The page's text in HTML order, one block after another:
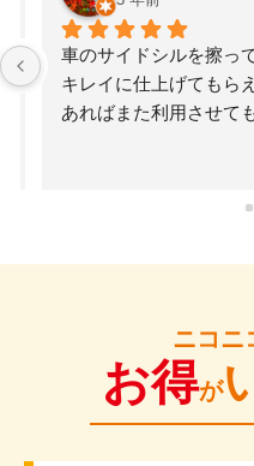
車のサイドシルを擦っ
キレイに仕上げてもら
あればまた利用させて
ニコニ
お得が